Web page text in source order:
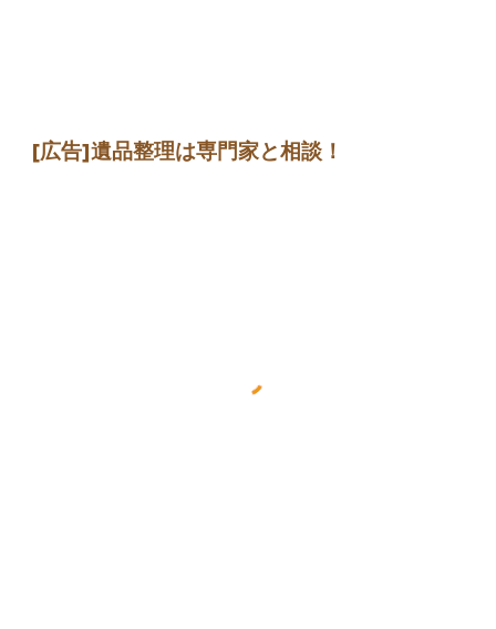
[広告]遺品整理は専門家と相談 ！